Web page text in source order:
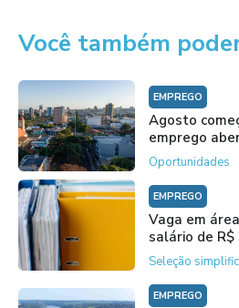
Você também
EMPREGO
Agosto
emprego
Oportunidades
EMPREGO
Vaga em
salário de R$
Seleção
EMPREGO